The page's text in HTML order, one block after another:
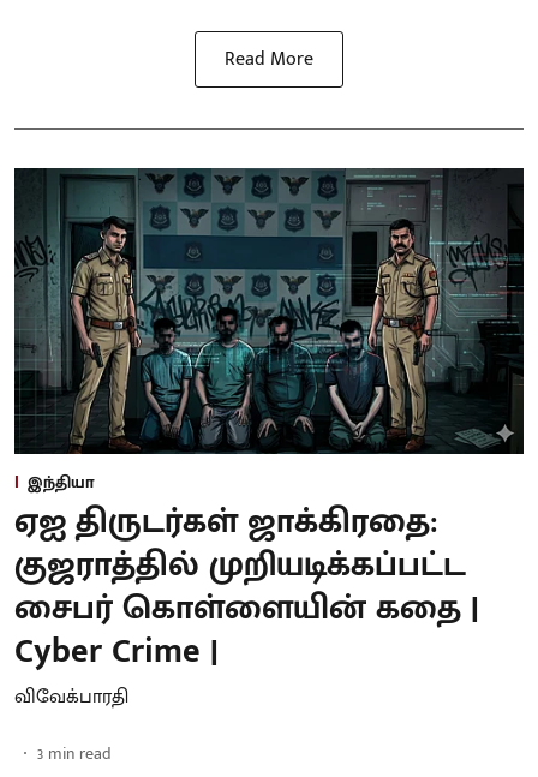
Read More
இந்தியா
ஏஐ திருடர்கள் ஜாக்கிரதை:
குஜராத்தில் முறியடிக்கப்பட்ட
சைபர் கொள்ளையின் கதை |
Cyber Crime |
விவேக்பாரதி
3 min read